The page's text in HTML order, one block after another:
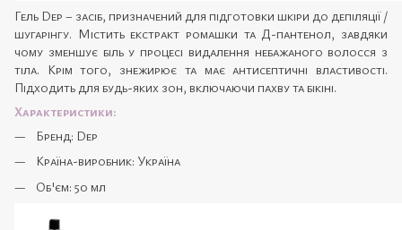
Гель Dep – засіб, призначений для підготовки шкіри до депіляції /
шугарінгу. Містить екстракт ромашки та Д-пантенол, завдяки
чому зменшує біль у процесі видалення небажаного волосся з
тіла. Крім того, знежирює та має антисептичні властивості.
Підходить для будь-яких зон, включаючи пахву та бікіні.
Характеристики:
Бренд: Dep
Країна-виробник: Україна
Об'єм: 50 мл